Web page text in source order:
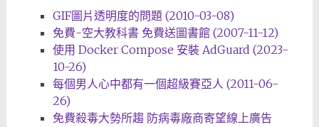
GIF圖片透明度的問題 (2010-03-08)
免費-空大教科書 免費送圖書館 (2007-11-12)
使用 Docker Compose 安裝 AdGuard (2023-
10-26)
每個男人心中都有一個超級賽亞人 (2011-06-
26)
免費殺毒大勢所趨 防病毒廠商寄望線上廣告